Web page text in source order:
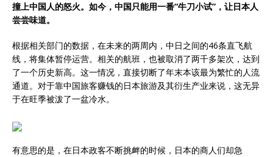
撞上中国人的怒火。如今，中国只能用一番“牛刀小试”，让日本人
尝尝味道。
根据相关部门的数据，在未来的两周内，中日之间的46条直飞航
线，将集体暂停运营。相关的航班，也被取消了两千多架次，达到
了一个历史新高。这一情况，直接切断了年末本该最为繁忙的人流
通道。对于靠中国旅客赚钱的日本旅游及其衍生产业来说，这无异
于在旺季被泼了一盆冷水。
有意思的是，在日本政客不断挑衅的时候，日本的商人们却急